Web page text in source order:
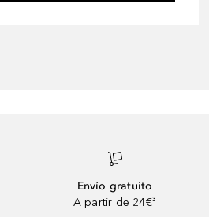
Envío gratuito
A partir de 24€³